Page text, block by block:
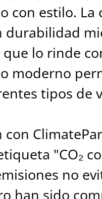
con estilo. La
durabilidad
lo rinde
moderno
tipos de
con
"CO₂
no
han sido